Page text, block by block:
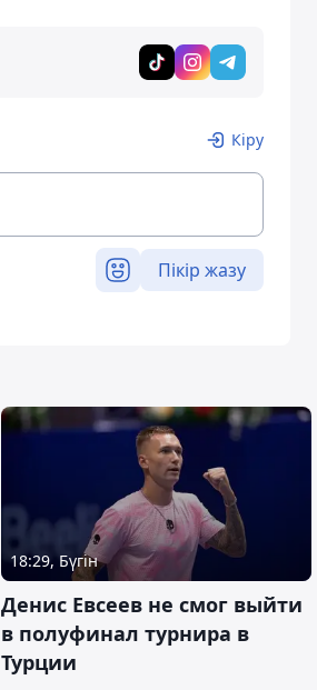
Кіру
Пікір жазу
18:29, Бүгін
Денис Евсеев не смог выйти
в полуфинал турнира в
Турции